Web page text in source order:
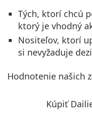
Tých, ktorí chcú
ktorý je vhodný
Nositeľov, ktorí
si nevyžaduje
Hodnotenie našich
Kúpiť